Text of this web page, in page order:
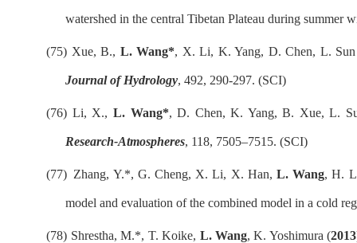
watershed in the central Tibetan Plateau during summer
(75) Xue, B., L. Wang*, X. Li, K. Yang, D. Chen, L.
Journal of Hydrology, 492, 290-297. (SCI)
(76) Li, X., L. Wang*, D. Chen, K. Yang, B. Xue, L.
Research-Atmospheres, 118, 7505–7515. (SCI)
(77) Zhang, Y.*, G. Cheng, X. Li, X. Han, L. Wang, H.
model and evaluation of the combined model in a cold
(78) Shrestha, M.*, T. Koike, L. Wang, K. Yoshimura (2013